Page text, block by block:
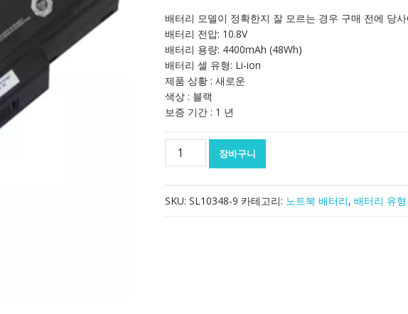
격:
90,965₩
격:
배터리 모델이 정확한지 잘 모르는 경우 구매 전에 당
배터리 전압: 10.8V
배터리 용량: 4400mAh (48Wh)
배터리 셀 유형: Li-ion
제품 상황 : 새로운
색상 : 블랙
보증 기간 : 1 년
터
장바구니
SKU: SL10348-9 카테고리: 노트북 배터리, 배터리 유형